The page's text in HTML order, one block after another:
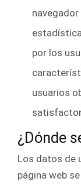
por los
usuarios
¿Dónde
Los datos de
página web